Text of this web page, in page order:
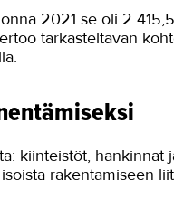
2021 se oli 2
tarkasteltavan
kiinteistöt, hankinnat
rakentamiseen